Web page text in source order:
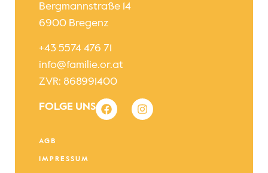
Bergmannstraße 14
6900 Bregenz
+43 5574 476 71
info@familie.or.at
ZVR: 868991400
FOLGE UNS
AGB
IMPRESSUM